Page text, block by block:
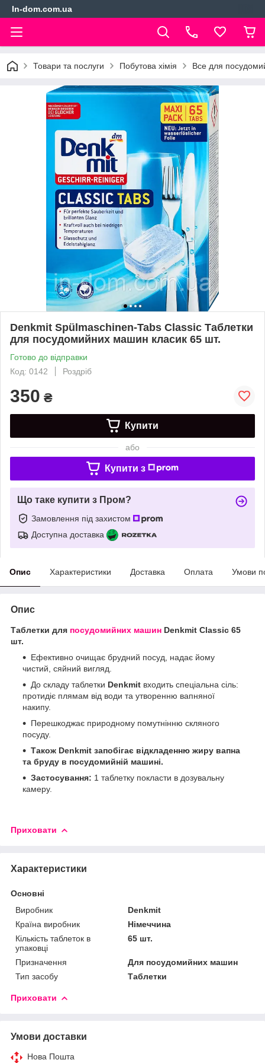
In-dom.com.ua
Товари та послуги Побутова хімія Все для
Denkmit Spülmaschinen-Tabs Classic Таблетки
для посудомийних машин класик 65 шт.
Готово до відправки
Код: 0142
Роздріб
350 ₴
Купити
або
Купити з
Що таке купити з Пром?
Замовлення під захистом
Доступна доставка
Опис Характеристики Доставка Оплата Умови
Опис
Таблетки для посудомийних машин Denkmit Classic 65
шт.
Ефективно очищає брудний посуд, надає йому
чистий, сяйний вигляд.
До складу таблетки Denkmit входить спеціальна сіль:
протидіє плямам від води та утворенню вапняної
накипу.
Перешкоджає природному помутнінню скляного
посуду.
Також Denkmit запобігає відкладенню жиру вапна
та бруду в посудомийній машині.
Застосування: 1 таблетку покласти в дозувальну
камеру.
Приховати
Характеристики
Основні
Виробник
Denkmit
Країна виробник
Німеччина
Кількість таблеток в
упаковці
65 шт.
Призначення
Для посудомийних машин
Тип засобу
Таблетки
Приховати
Умови доставки
Нова Пошта